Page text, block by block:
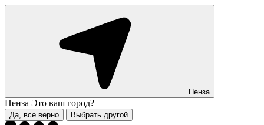
Пенза
Пенза Это ваш город?
Да, все верно Выбрать другой